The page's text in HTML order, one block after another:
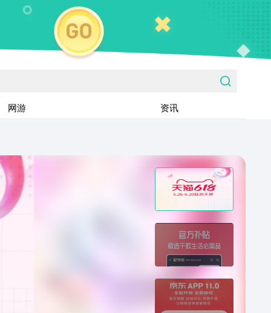
网游 资讯